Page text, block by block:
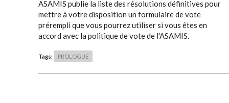
ASAMIS publie la liste des résolutions définitives pour
mettre à votre disposition un formulaire de vote
prérempli que vous pourrez utiliser si vous êtes en
accord avec la politique de vote de l'ASAMIS.
Tags: PROLOGUE